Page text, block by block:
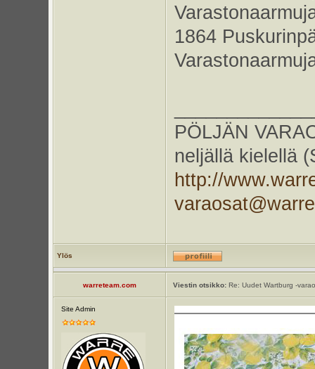
1864
PÖLJÄN
neljällä kielellä
http://
Ylös
warreteam.com Viestin otsikko:Re: Uudet Wartburg -
Site Admin